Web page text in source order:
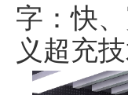
字：快
义超充